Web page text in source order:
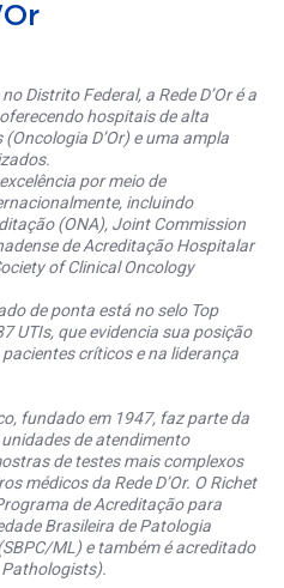
Distrito Federal, a Rede D’Or é a
hospitais de alta
D’Or) e uma ampla
por meio de
incluindo
(ONA), Joint Commission
de Acreditação Hospitalar
of Clinical Oncology
de ponta está no selo Top
UTIs, que evidencia sua posição
críticos e na liderança
fundado em 1947, faz parte da
unidades de atendimento
de testes mais complexos
médicos da Rede D’Or. O Richet
de Acreditação para
Brasileira de Patologia
ML) e também é acreditado
Pathologists).